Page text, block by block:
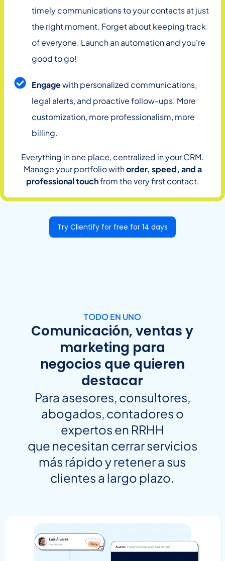
timely communications to your contacts at just
the right moment. Forget about keeping track
of everyone. Launch an automation and you're
good to go!
Engagewith personalized communications,
legal alerts, and proactive follow-ups. More
customization, more professionalism, more
billing.
Everything in one place, centralized in your CRM.
Manage your portfolio withorder, speed, and a
professional touchfrom the very first contact.
Try Clientify for free for 14 days
TODO EN UNO
Comunicación, ventas y
marketing para
negocios que quieren
destacar
Para asesores, consultores,
abogados, contadores o
expertos en RRHH
que necesitan cerrar servicios
más rápido y retener a sus
clientes a largo plazo.